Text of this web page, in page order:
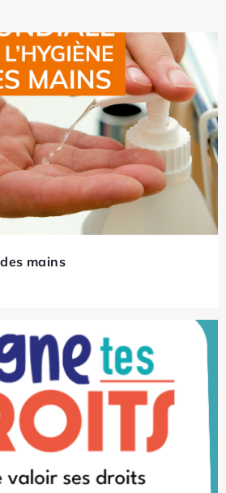
mains